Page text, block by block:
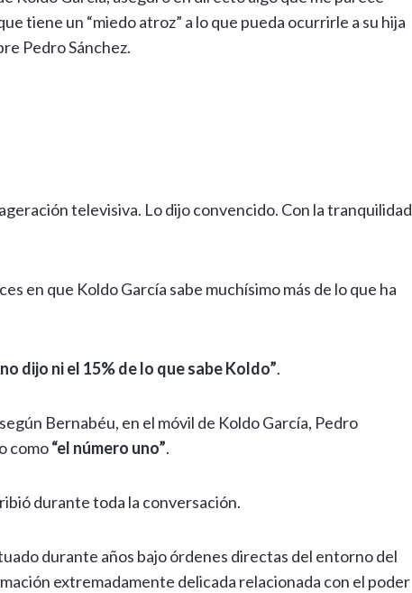
tiene un “miedo atroz” a lo que pueda ocurrirle a su hija
Pedro Sánchez.
televisiva. Lo dijo convencido. Con la tranquilidad
en que Koldo García sabe muchísimo más de lo que ha
dijo ni el 15% de lo que sabe Koldo”.
Bernabéu, en el móvil de Koldo García, Pedro
como“el número uno”.
durante toda la conversación.
durante años bajo órdenes directas del entorno del
extremadamente delicada relacionada con el poder